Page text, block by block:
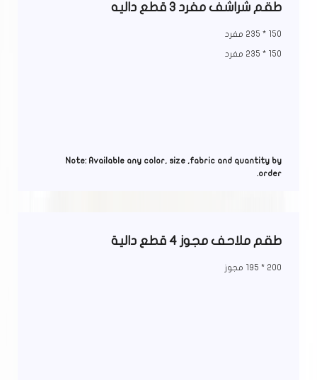
طقم شراشف مفرد 3 قطع داليه
150 * 235 مفرد
150 * 235 مفرد
Note: Available any color, size ,fabric and quantity by
order.
طقم ملاحف مجوز 4 قطع دالية
200 * 195 مجوز